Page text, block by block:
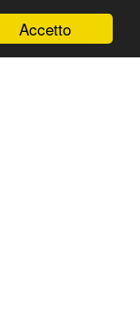
Accetto